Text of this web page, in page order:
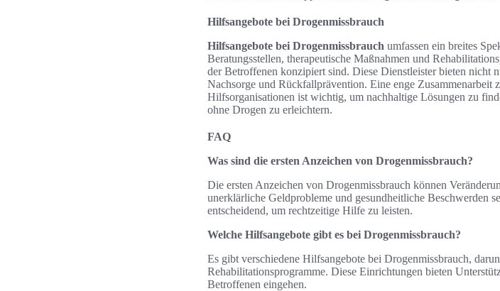
Hilfsangebote bei Drogenmissbrauch
Hilfsangebote bei Drogenmissbrauch umfassen ein breites
Beratungsstellen, therapeutische Maßnahmen und
der Betroffenen konzipiert sind. Diese Dienstleister bieten nicht
Nachsorge und Rückfallprävention. Eine enge Zusammenarbeit
Hilfsorganisationen ist wichtig, um nachhaltige Lösungen zu
ohne Drogen zu erleichtern.
FAQ
Was sind die ersten Anzeichen von Drogenmissbrauch?
Die ersten Anzeichen von Drogenmissbrauch können
unerklärliche Geldprobleme und gesundheitliche Beschwerden
entscheidend, um rechtzeitige Hilfe zu leisten.
Welche Hilfsangebote gibt es bei Drogenmissbrauch?
Es gibt verschiedene Hilfsangebote bei Drogenmissbrauch,
Rehabilitationsprogramme. Diese Einrichtungen bieten
Betroffenen eingehen.